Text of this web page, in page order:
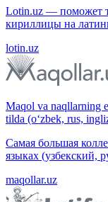
Lotin.uz — поможет
кириллицы на
lotin.uz
Maqol va naqllarning
tilda (o‘zbek, rus,
Самая большая
языках (узбекский,
maqollar.uz